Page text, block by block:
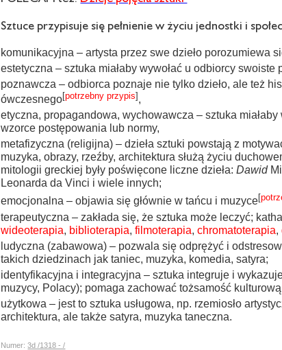
Sztuce przypisuje się pełnienie w życiu jednostki i
komunikacyjna – artysta przez swe dzieło porozumiewa
estetyczna – sztuka miałaby wywołać u odbiorcy
poznawcza – odbiorca poznaje nie tylko dzieło, ale też
ówczesnego[potrzebny przypis] ,
etyczna, propagandowa, wychowawcza – sztuka
wzorce postępowania lub normy,
metafizyczna (religijna) – dzieła sztuki powstają z
muzyka, obrazy, rzeźby, architektura służą życiu
mitologii greckiej były poświęcone liczne dzieła:Dawid
Leonarda da Vinci i wiele innych;
emocjonalna – objawia się głównie w tańcu i muzyce[
terapeutyczna – zakłada się, że sztuka może leczyć;
wideoterapia biblioterapia ,filmoterapia ,chromatoterapia ,
ludyczna (zabawowa) – pozwala się odprężyć i
takich dziedzinach jak taniec, muzyka, komedia, satyra;
identyfikacyjna i integracyjna – sztuka integruje i
muzycy, Polacy); pomaga zachować tożsamość
użytkowa – jest to sztuka usługowa, np. rzemiosło
architektura, ale także satyra, muzyka taneczna.
Numer:3d /1318 - /